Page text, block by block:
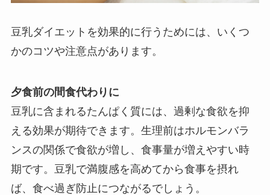
豆乳ダイエットを効果的に行うためには、いくつ
かのコツや注意点があります。
夕食前の間食代わりに
豆乳に含まれるたんぱく質には、過剰な食欲を抑
える効果が期待できます。生理前はホルモンバラ
ンスの関係で食欲が増し、食事量が増えやすい時
期です。豆乳で満腹感を高めてから食事を摂れ
ば、食べ過ぎ防止につながるでしょう。